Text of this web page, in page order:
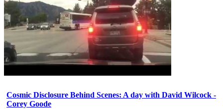
Cosmic Disclosure Behind Scenes: A day with David Wilcock -
Corey Goode